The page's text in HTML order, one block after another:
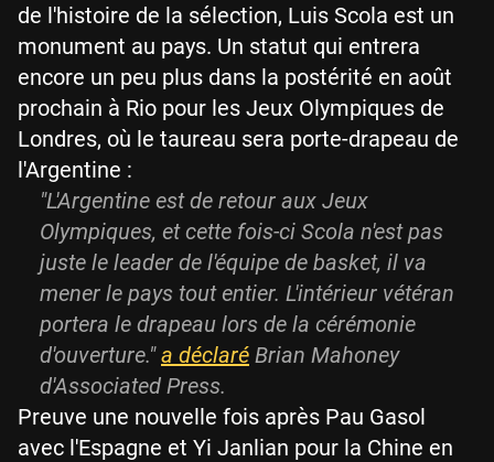
de l'histoire de la sélection, Luis Scola est un
monument au pays. Un statut qui entrera
encore un peu plus dans la postérité en août
prochain à Rio pour les Jeux Olympiques de
Londres, où le taureau sera porte-drapeau de
l'Argentine :
"L'Argentine est de retour aux Jeux
Olympiques, et cette fois-ci Scola n'est pas
juste le leader de l'équipe de basket, il va
mener le pays tout entier. L'intérieur vétéran
portera le drapeau lors de la cérémonie
d'ouverture."a déclaré Brian Mahoney
d'Associated Press.
Preuve une nouvelle fois après Pau Gasol
avec l'Espagne et Yi Janlian pour la Chine en